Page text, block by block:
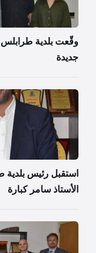
وقّعت بلدية
جديدة
استقبل رئيس بلدية
الأستاذ سامر كبارة